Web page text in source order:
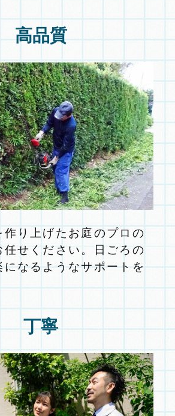
高品質
り上げたお庭のプロの
せください。日ごろの
なるようなサポートを
丁寧